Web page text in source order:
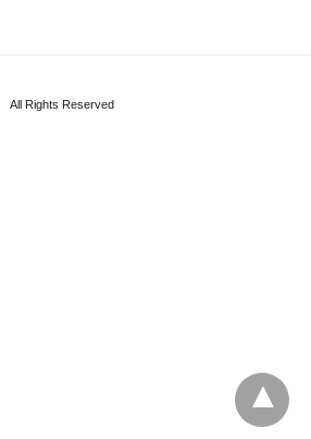
All Rights Reserved